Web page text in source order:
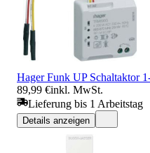
Hager Funk UP Schaltaktor
89,99 €inkl. MwSt.
Lieferung bis 1 Arbeitstag
Details anzeigen